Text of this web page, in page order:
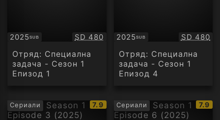
2025SUB
Субтитри Качество:
SD 480
Отряд: Специална
задача - Сезон 1
Епизод 1
2025SUB
Субтитри SD 480
Отряд: Специална
задача - Сезон 1
Епизод 4
Сериали
IMDb
рейтинг:
7.9 Сериали
IMDb
7.9